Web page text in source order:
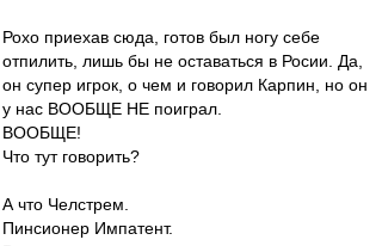
Рохо приехав сюда, готов был ногу себе
отпилить, лишь бы не оставаться в Росии. Да,
он супер игрок, о чем и говорил Карпин, но он
у нас ВООБЩЕ НЕ поиграл.
ВООБЩЕ!
Что тут говорить?
А что Челстрем.
Пинсионер Импатент.